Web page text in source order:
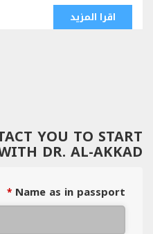
اقرا المزيد
YOU TO START
DR. AL-AKKAD
Name as in passport
*